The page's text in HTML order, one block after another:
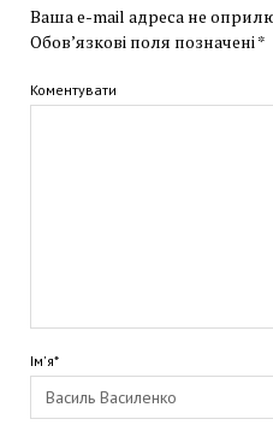
Ваша e-mail адреса не
Обов’язкові поля позначені*
Коментувати
Ім'я*